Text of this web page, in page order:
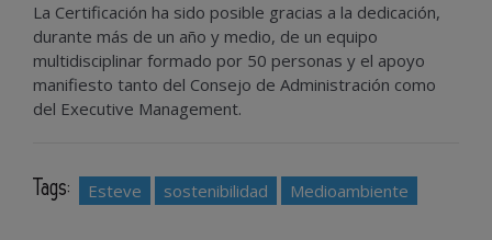
La Certificación ha sido posible gracias a la dedicación,
durante más de un año y medio, de un equipo
multidisciplinar formado por 50 personas y el apoyo
manifiesto tanto del Consejo de Administración como
del Executive Management.
Tags: Esteve sostenibilidad Medioambiente